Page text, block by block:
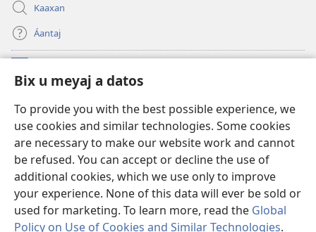
Bix u meyaj a datos
To provide you with the best possible experience, we
use cookies and similar technologies. Some cookies
are necessary to make our website work and cannot
be refused. You can accept or decline the use of
additional cookies, which we use only to improve
your experience. None of this data will ever be sold or
used for marketing. To learn more, read the Global
Policy on Use of Cookies and Similar Technologies.
Kaaxan
Áantaj
(opens
new
Biblioteca ich Internet tiʼ le Watchtoweroʼ™
(opens
new
window)JW Hub
(opens
new
window)Aplicación JW Library ®